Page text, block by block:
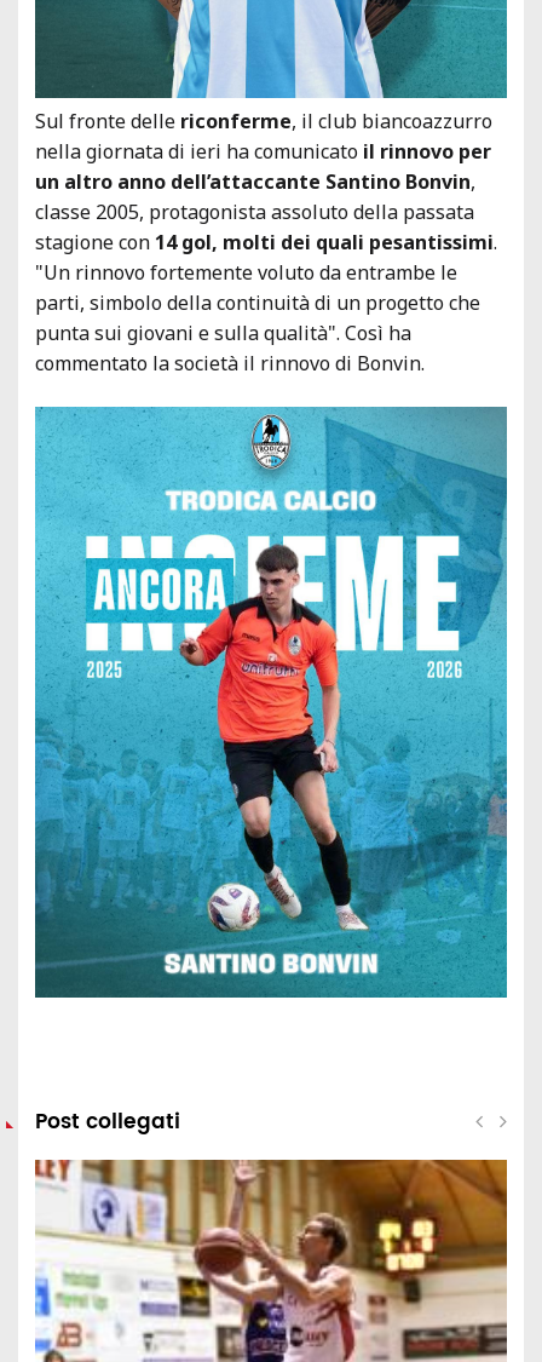
Sul fronte delle riconferme, il club biancoazzurro
nella giornata di ieri ha comunicato il rinnovo per
un altro anno dell’attaccante Santino Bonvin,
classe 2005, protagonista assoluto della passata
stagione con 14 gol, molti dei quali pesantissimi.
"Un rinnovo fortemente voluto da entrambe le
parti, simbolo della continuità di un progetto che
punta sui giovani e sulla qualità". Così ha
commentato la società il rinnovo di Bonvin.
Post collegati